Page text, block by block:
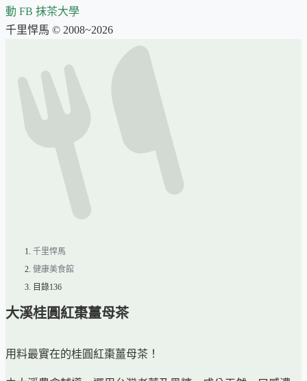
動 FB 抹茶大學
千里悍馬 © 2008~2026
千里悍馬
健康美食館
目錄136
大溪桂圓紅棗薑母茶
用料最實在的桂圓紅棗薑母茶！